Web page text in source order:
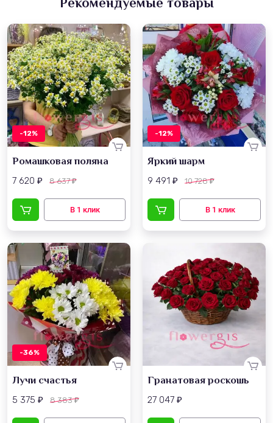
-12%
Ромашковая поляна
7 620 ₽ 8 637₽
-12%
Яркий шарм
9 491 ₽ 10 728₽
-36%
Лучи счастья
5 375 ₽ 8 383₽
Гранатовая роскошь
27 047 ₽